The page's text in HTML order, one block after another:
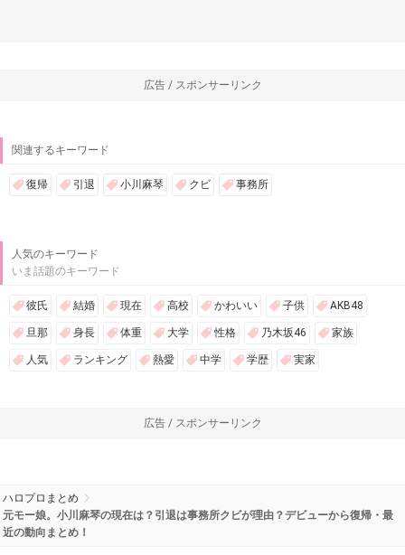
広告 / スポンサーリンク
関連するキーワード
復帰 引退 小川麻琴 クビ 事務所
人気のキーワード
いま話題のキーワード
彼氏 結婚 現在 高校 かわいい 子供 AKB48
旦那 身長 体重 大学 性格 乃木坂46 家族
人気 ランキング 熱愛 中学 学歴 実家
広告 / スポンサーリンク
ハロプロまとめ
元モー娘。小川麻琴の現在は？引退は事務所クビが理由？デビューから復帰・最
近の動向まとめ！